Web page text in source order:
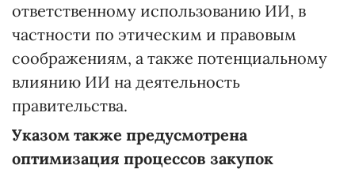
ответственному использованию ИИ, в
частности по этическим и правовым
соображениям, а также потенциальному
влиянию ИИ на деятельность
правительства.
Указом также предусмотрена
оптимизация процессов закупок